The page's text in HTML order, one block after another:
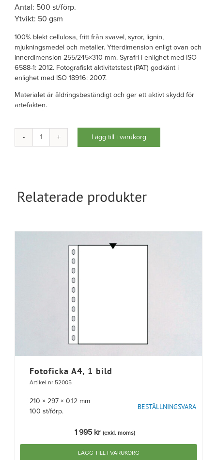
Antal: 500 st/förp.
Ytvikt: 50 gsm
100% blekt cellulosa, fritt från svavel, syror, lignin,
mjukningsmedel och metaller. Ytterdimension enligt ovan och
innerdimension 255/245×310 mm. Syrafri i enlighet med ISO
6588-1: 2012. Fotografiskt aktivitetstest (PAT) godkänt i
enlighet med ISO 18916: 2007.
Materialet är åldringsbeständigt och ger ett aktivt skydd för
artefakten.
Lägg till i varukorg
Relaterade produkter
Fotoficka A4, 1 bild
Artikel nr 52005
210 × 297 × 0.12 mm
100 st/förp.
BESTÄLLNINGSVARA
1 995 kr (exkl. moms)
LÄGG TILL I VARUKORG